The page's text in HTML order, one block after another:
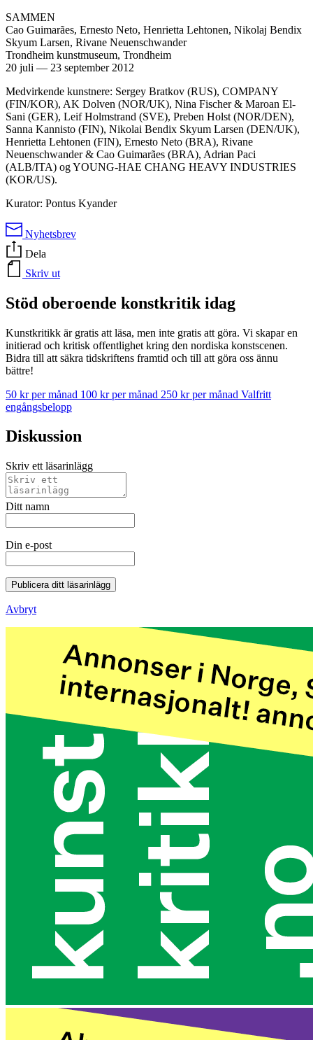
SAMMEN
Cao Guimarães, Ernesto Neto, Henrietta Lehtonen, Nikolaj Bendix
Skyum Larsen, Rivane Neuenschwander
Trondheim kunstmuseum, Trondheim
20 juli — 23 september 2012
Medvirkende kunstnere: Sergey Bratkov (RUS), COMPANY
(FIN/KOR), AK Dolven (NOR/UK), Nina Fischer & Maroan El-
Sani (GER), Leif Holmstrand (SVE), Preben Holst (NOR/DEN),
Sanna Kannisto (FIN), Nikolai Bendix Skyum Larsen (DEN/UK),
Henrietta Lehtonen (FIN), Ernesto Neto (BRA), Rivane
Neuenschwander & Cao Guimarães (BRA), Adrian Paci
(ALB/ITA) og YOUNG-HAE CHANG HEAVY INDUSTRIES
(KOR/US).
Kurator: Pontus Kyander
Nyhetsbrev
Dela
Skriv ut
Stöd oberoende konstkritik idag
Kunstkritikk är gratis att läsa, men inte gratis att göra. Vi skapar en
initierad och kritisk offentlighet kring den nordiska konstscenen.
Bidra till att säkra tidskriftens framtid och till att göra oss ännu
bättre!
50 kr per månad 100 kr per månad 250 kr per månad Valfritt
engångsbelopp
Diskussion
Skriv ett läsarinlägg
Ditt namn
Din e-post
Publicera ditt läsarinlägg
Avbryt